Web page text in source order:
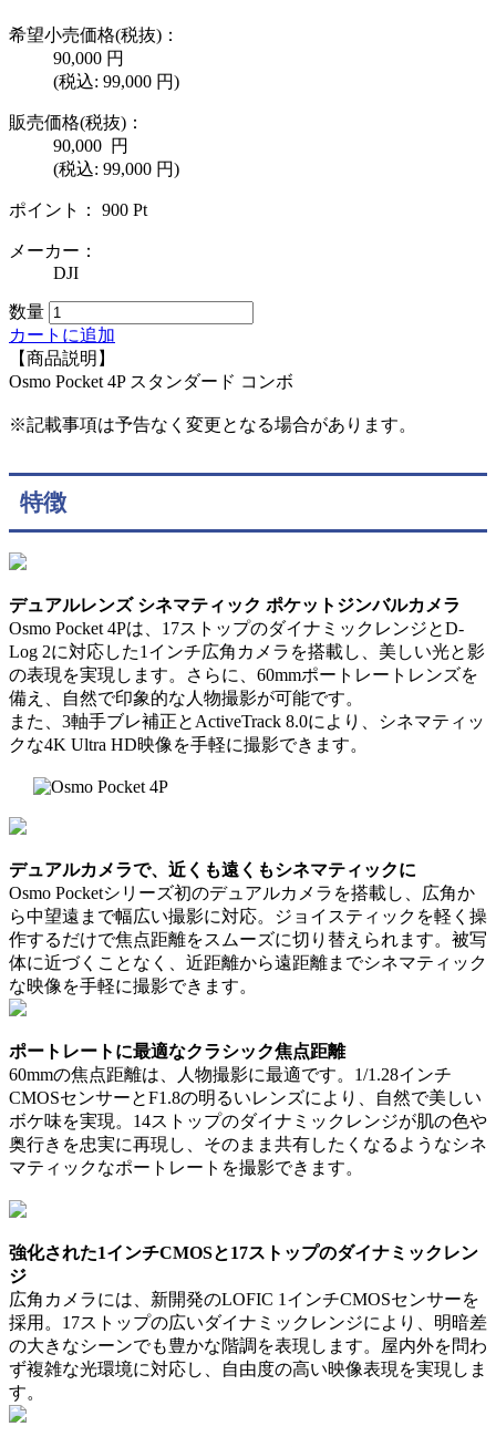
希望小売価格(税抜)：
90,000 円
(税込: 99,000 円)
販売価格(税抜)：
90,000 円
(税込: 99,000 円)
ポイント： 900 Pt
メーカー：
DJI
数量
カートに追加
【商品説明】
Osmo Pocket 4P スタンダード コンボ
※記載事項は予告なく変更となる場合があります。
特徴
デュアルレンズ シネマティック ポケットジンバルカメラ
Osmo Pocket 4Pは、17ストップのダイナミックレンジとD-
Log 2に対応した1インチ広角カメラを搭載し、美しい光と影
の表現を実現します。さらに、60mmポートレートレンズを
備え、自然で印象的な人物撮影が可能です。
また、3軸手ブレ補正とActiveTrack 8.0により、シネマティッ
クな4K Ultra HD映像を手軽に撮影できます。
デュアルカメラで、近くも遠くもシネマティックに
Osmo Pocketシリーズ初のデュアルカメラを搭載し、広角か
ら中望遠まで幅広い撮影に対応。ジョイスティックを軽く操
作するだけで焦点距離をスムーズに切り替えられます。被写
体に近づくことなく、近距離から遠距離までシネマティック
な映像を手軽に撮影できます。
ポートレートに最適なクラシック焦点距離
60mmの焦点距離は、人物撮影に最適です。1/1.28インチ
CMOSセンサーとF1.8の明るいレンズにより、自然で美しい
ボケ味を実現。14ストップのダイナミックレンジが肌の色や
奥行きを忠実に再現し、そのまま共有したくなるようなシネ
マティックなポートレートを撮影できます。
強化された1インチCMOSと17ストップのダイナミックレン
ジ
広角カメラには、新開発のLOFIC 1インチCMOSセンサーを
採用。17ストップの広いダイナミックレンジにより、明暗差
の大きなシーンでも豊かな階調を表現します。屋内外を問わ
ず複雑な光環境に対応し、自由度の高い映像表現を実現しま
す。